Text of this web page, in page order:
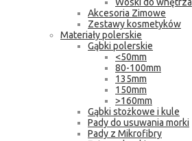
Akcesoria Zimowe
Zestawy kosmetyków
Materiały polerskie
Gąbki polerskie
<50mm
80-100mm
135mm
150mm
>160mm
Gąbki stożkowe i kule
Pady do usuwania morki
Pady z Mikrofibry